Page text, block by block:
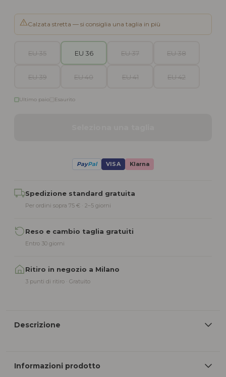
Calzata stretta — si consiglia una taglia in più
EU 35 EU 36 EU 37 EU 38
EU 39 EU 40 EU 41 EU 42
Ultimo paio Esaurito
PayPal VISA Klarna
Spedizione standard gratuita
Per ordini sopra 75 € · 2–5 giorni
Reso e cambio taglia gratuiti
Entro 30 giorni
Ritiro in negozio a Milano
3 punti di ritiro · Gratuito
Descrizione
Informazioni prodotto